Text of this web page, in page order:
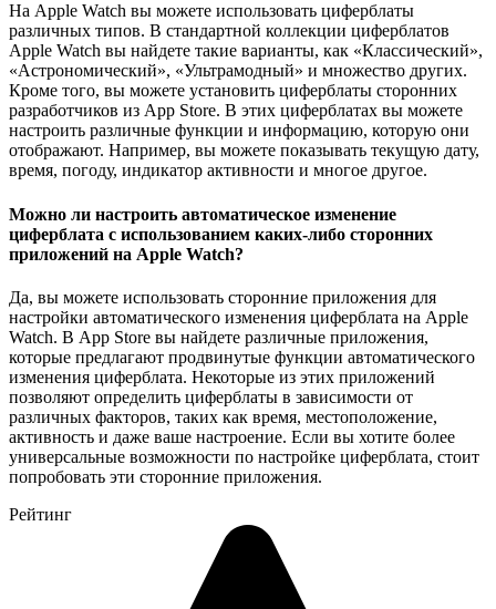
На Apple Watch вы можете использовать циферблаты
различных типов. В стандартной коллекции циферблатов
Apple Watch вы найдете такие варианты, как «Классический»,
«Астрономический», «Ультрамодный» и множество других.
Кроме того, вы можете установить циферблаты сторонних
разработчиков из App Store. В этих циферблатах вы можете
настроить различные функции и информацию, которую они
отображают. Например, вы можете показывать текущую дату,
время, погоду, индикатор активности и многое другое.
Можно ли настроить автоматическое изменение
циферблата с использованием каких-либо сторонних
приложений на Apple Watch?
Да, вы можете использовать сторонние приложения для
настройки автоматического изменения циферблата на Apple
Watch. В App Store вы найдете различные приложения,
которые предлагают продвинутые функции автоматического
изменения циферблата. Некоторые из этих приложений
позволяют определить циферблаты в зависимости от
различных факторов, таких как время, местоположение,
активность и даже ваше настроение. Если вы хотите более
универсальные возможности по настройке циферблата, стоит
попробовать эти сторонние приложения.
Рейтинг